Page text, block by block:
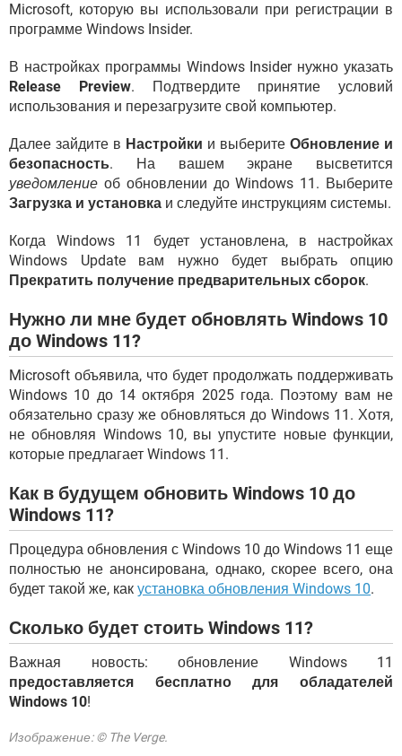
Microsoft, которую вы использовали при регистрации в
программе Windows Insider.
В настройках программы Windows Insider нужно указать
Release Preview. Подтвердите принятие условий
использования и перезагрузите свой компьютер.
Далее зайдите в Настройки и выберите Обновление и
безопасность. На вашем экране высветится
уведомление об обновлении до Windows 11. Выберите
Загрузка и установка и следуйте инструкциям системы.
Когда Windows 11 будет установлена, в настройках
Windows Update вам нужно будет выбрать опцию
Прекратить получение предварительных сборок.
Нужно ли мне будет обновлять Windows 10
до Windows 11?
Microsoft объявила, что будет продолжать поддерживать
Windows 10 до 14 октября 2025 года. Поэтому вам не
обязательно сразу же обновляться до Windows 11. Хотя,
не обновляя Windows 10, вы упустите новые функции,
которые предлагает Windows 11.
Как в будущем обновить Windows 10 до
Windows 11?
Процедура обновления с Windows 10 до Windows 11 еще
полностью не анонсирована, однако, скорее всего, она
будет такой же, как установка обновления Windows 10.
Сколько будет стоить Windows 11?
Важная новость: обновление Windows 11
предоставляется бесплатно для обладателей
Windows 10!
Изображение: © The Verge.